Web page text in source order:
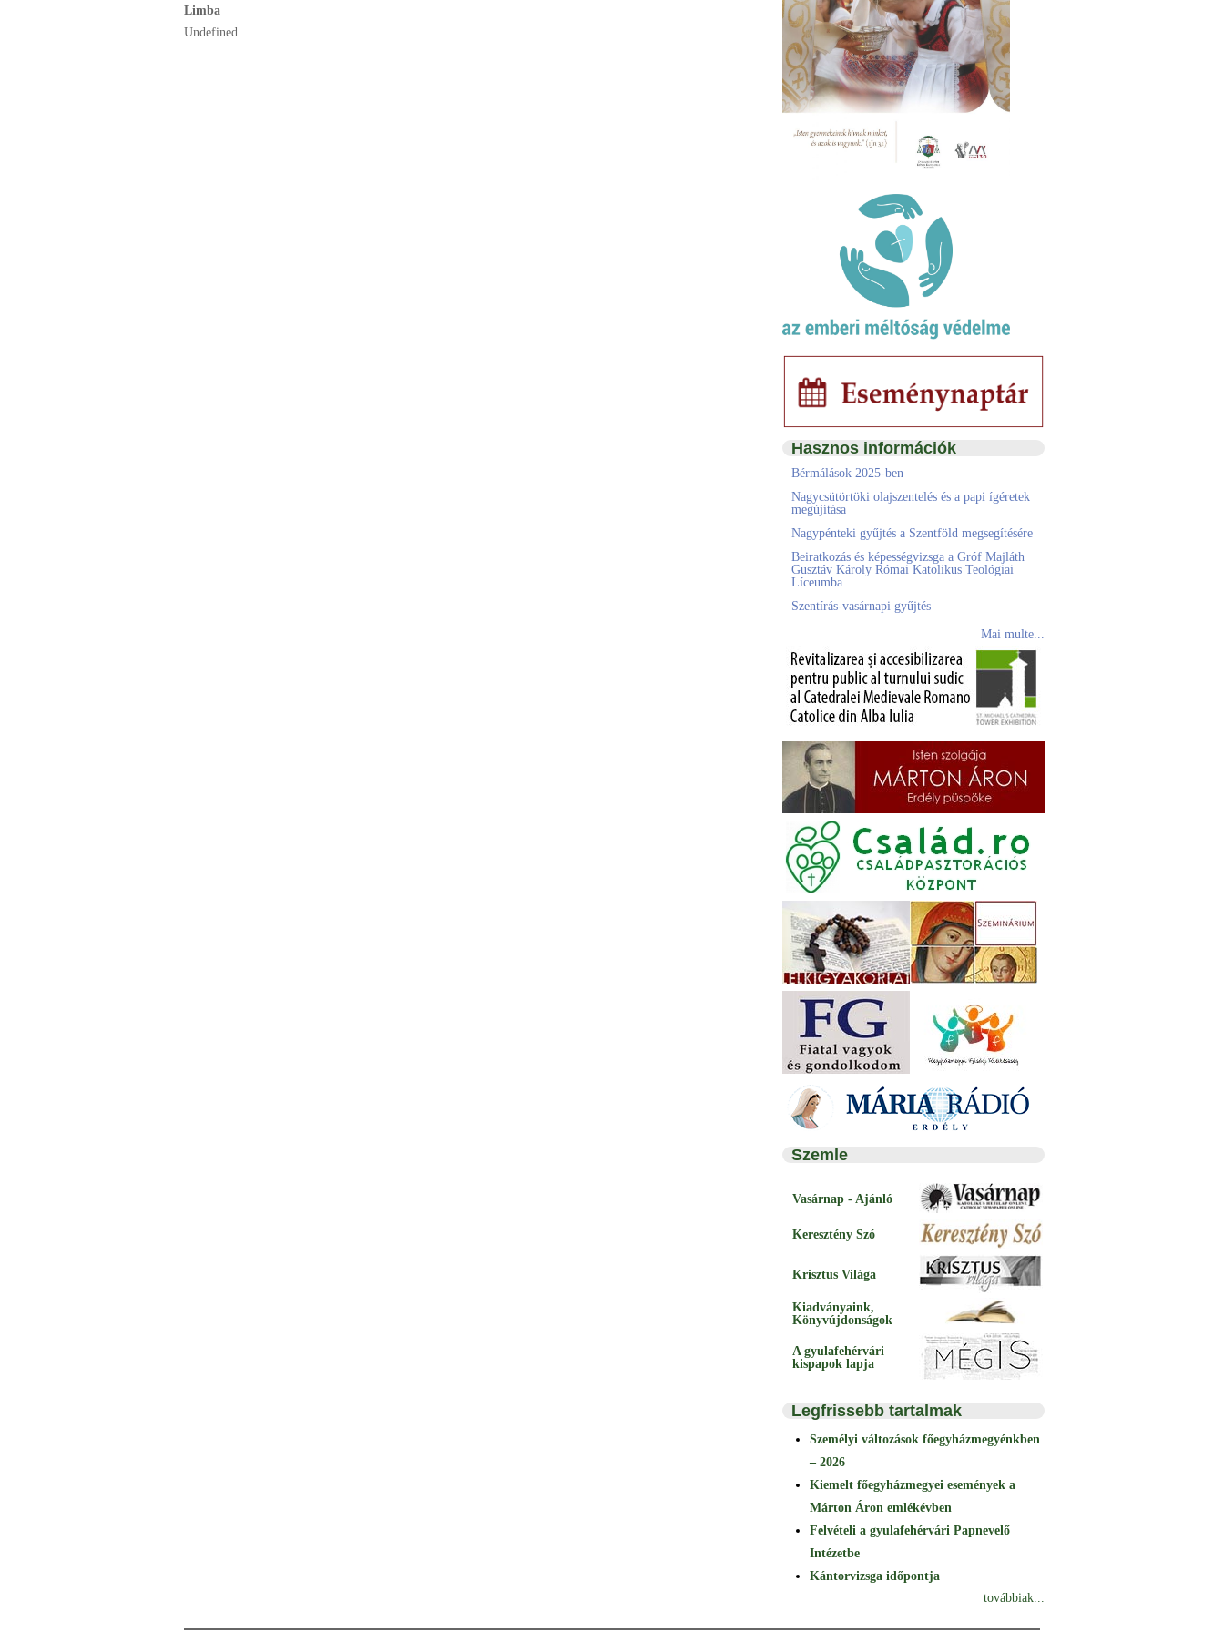
Limba
Undefined
Hasznos információk
Bérmálások 2025-ben
Nagycsütörtöki olajszentelés és a papi ígéretek
megújítása
Nagypénteki gyűjtés a Szentföld megsegítésére
Beiratkozás és képességvizsga a Gróf Majláth
Gusztáv Károly Római Katolikus Teológiai
Líceumba
Szentírás-vasárnapi gyűjtés
Mai multe...
Szemle
Vasárnap - Ajánló
Keresztény Szó
Krisztus Világa
Kiadványaink,
Könyvújdonságok
A gyulafehérvári
kispapok lapja
Legfrissebb tartalmak
Személyi változások főegyházmegyénkben
– 2026
Kiemelt főegyházmegyei események a
Márton Áron emlékévben
Felvételi a gyulafehérvári Papnevelő
Intézetbe
Kántorvizsga időpontja
továbbiak...